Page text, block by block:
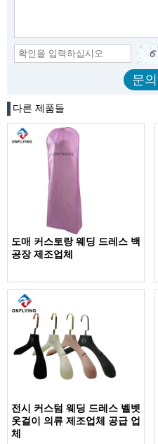
다른 제품들
도매 커스토랑 웨딩 드레스 백
공장 제조업체
전시 커스텀 웨딩 드레스 벨벳
옷걸이 의류 제조업체 공급 업
체